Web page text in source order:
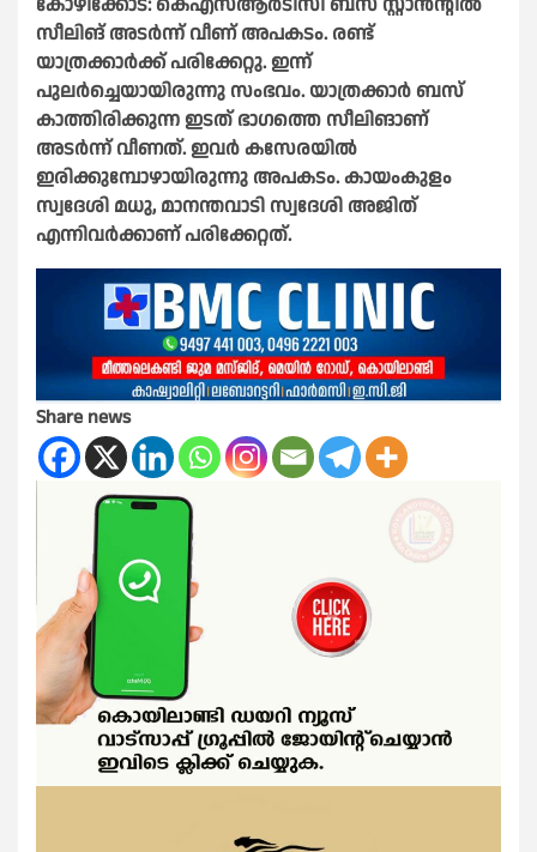
കോഴിക്കോട്: കെഎസ്ആര്‍ടിസി ബസ് സ്റ്റാന്‍ന്റില്‍
സീലിങ് അടര്‍ന്ന് വീണ് അപകടം. രണ്ട്
യാത്രക്കാര്‍ക്ക് പരിക്കേറ്റു. ഇന്ന്
പുലര്‍ച്ചെയായിരുന്നു സംഭവം. യാത്രക്കാര്‍ ബസ്
കാത്തിരിക്കുന്ന ഇടത് ഭാഗത്തെ സീലിങാണ്
അടര്‍ന്ന് വീണത്. ഇവര്‍ കസേരയില്‍
ഇരിക്കുമ്പോഴായിരുന്നു അപകടം. കായംകുളം
സ്വദേശി മധു, മാനന്തവാടി സ്വദേശി അജിത്
എന്നിവര്‍ക്കാണ് പരിക്കേറ്റത്.
Share news